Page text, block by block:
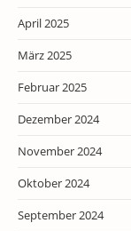
April 2025
März 2025
Februar 2025
Dezember 2024
November 2024
Oktober 2024
September 2024